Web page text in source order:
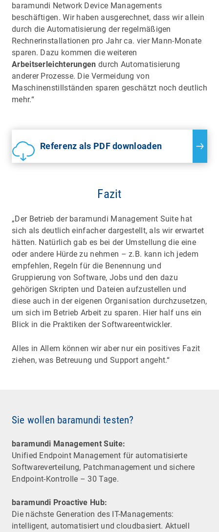
baramundi Network Device Managements
beschäftigen. Wir haben ausgerechnet, dass wir allein
durch die Automatisierung der regelmäßigen
Rechnerinstallationen pro Jahr ca. vier Mann-Monate
sparen. Dazu kommen die weiteren
Arbeitserleichterungen durch Automatisierung
anderer Prozesse. Die Vermeidung von
Maschinenstillständen sparen geschätzt noch deutlich
mehr.“
Referenz als PDF downloaden
Fazit
„Der Betrieb der baramundi Management Suite hat
sich als deutlich einfacher dargestellt, als wir erwartet
hätten. Natürlich gab es bei der Umstellung die eine
oder andere Hürde zu nehmen – z.B. kann ich jedem
empfehlen, Regeln für die Benennung und
Gruppierung von Software, Jobs und den dazu
gehörigen Skripten und Dateien aufzustellen und
diese auch in der eigenen Organisation durchzusetzen,
um sich im Betrieb Arbeit zu sparen. Hier half uns ein
Blick in die Praktiken der Softwareentwickler.
Alles in Allem können wir aber nur ein positives Fazit
ziehen, was Betreuung und Support angeht.“
Sie wollen baramundi testen?
baramundi Management Suite:
Unified Endpoint Management für automatisierte
Software­verteilung, Patchmanagement und sichere
Endpoint-Kontrolle – 30 Tage.
baramundi Proactive Hub:
Die nächste Generation des IT-Managements:
intelligent, automatisiert und cloudbasiert. Aktuell